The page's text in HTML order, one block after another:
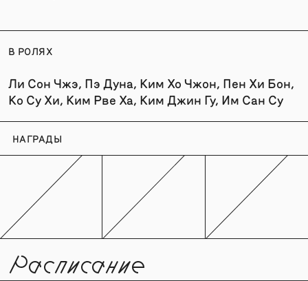
В РОЛЯХ
Ли Сон Чжэ, Пэ Дуна, Ким Хо Чжон, Пен Хи Бон,
Ко Су Хи, Ким Рве Ха, Ким Джин Гу, Им Сан Су
НАГРАДЫ
Расписание